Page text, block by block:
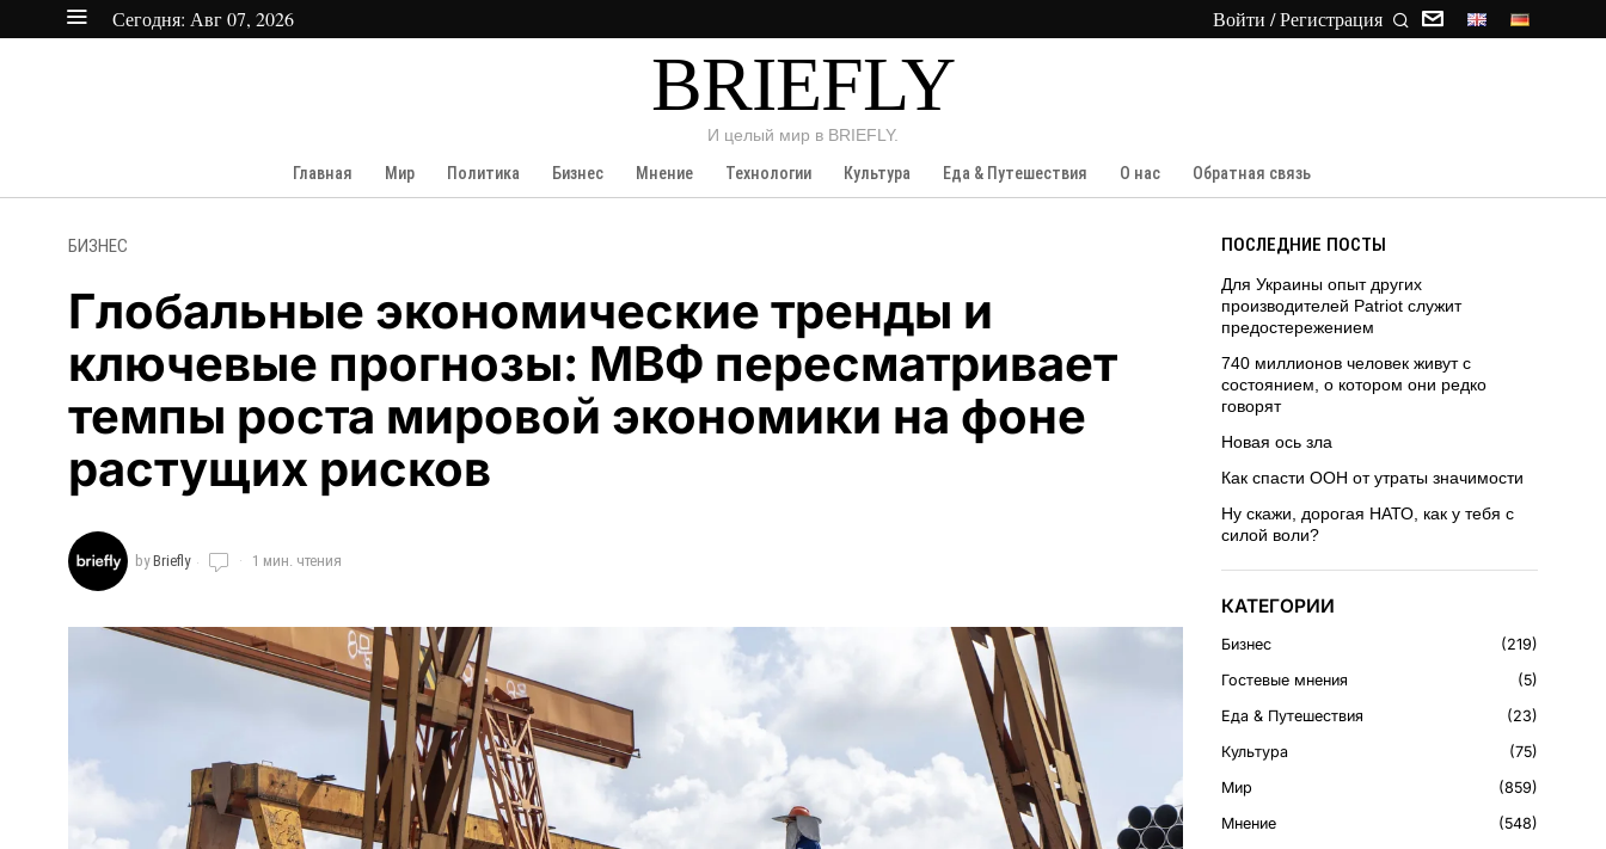
Сегодня: Авг 07, 2026 Войти / Регистрация
BRIEFLY
И целый мир в BRIEFLY.
Главная
Мир Политика Бизнес Мнение Технологии Культура Еда & Путешествия О нас Обратная связь
БИЗНЕС
Глобальные экономические тренды и
ключевые прогнозы: МВФ пересматривает
темпы роста мировой экономики на фоне
растущих рисков
byBriefly 1 мин. чтения
ПОСЛЕДНИЕ ПОСТЫ
Для Украины опыт других
производителей Patriot служит
предостережением
740 миллионов человек живут с
состоянием, о котором они редко
говорят
Новая ось зла
Как спасти ООН от утраты значимости
Ну скажи, дорогая НАТО, как у тебя с
силой воли?
КАТЕГОРИИ
Бизнес
219
Гостевые мнения
5
Еда & Путешествия
23
Культура
75
Мир
859
Мнение
548